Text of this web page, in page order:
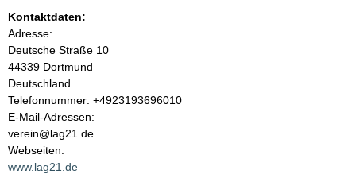
n
h
a
l
t
Kontaktdaten:
Adresse:
Deutsche Straße 10
44339 Dortmund
Deutschland
K
o
n
t
a
Telefonnummer: +4923193696010
E-Mail-Adressen:
verein@lag21.de
Webseiten:
www.lag21.de